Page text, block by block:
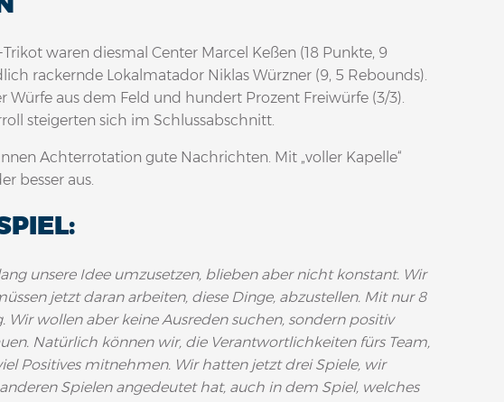
waren diesmal Center Marcel Keßen (18 Punkte, 9
rackernde Lokalmatador Niklas Würzner (9, 5 Rebounds).
Würfe aus dem Feld und hundert Prozent Freiwürfe (3/3).
steigerten sich im Schlussabschnitt.
Achterrotation gute Nachrichten. Mit „voller Kapelle“
besser aus.
unsere Idee umzusetzen, blieben aber nicht konstant. Wir
jetzt daran arbeiten, diese Dinge, abzustellen. Mit nur 8
Wir wollen aber keine Ausreden suchen, sondern positiv
Natürlich können wir, die Verantwortlichkeiten fürs Team,
Positives mitnehmen. Wir hatten jetzt drei Spiele, wir
Spielen angedeutet hat, auch in dem Spiel, welches